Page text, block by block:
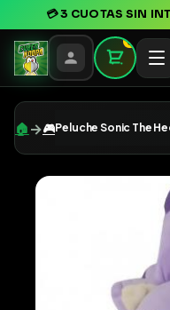
💳3 CUOTAS SIN
0
🏠 →🎮Peluche Sonic The